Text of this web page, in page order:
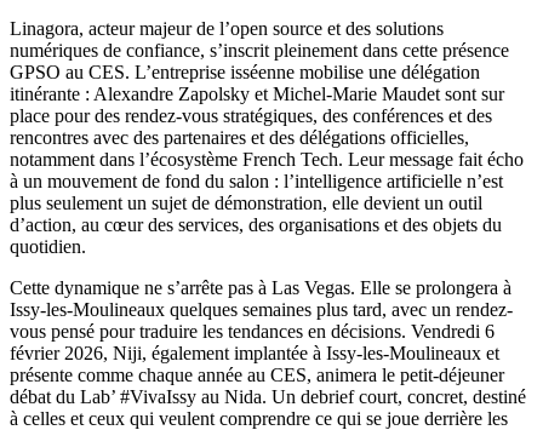
Linagora, acteur majeur de l’open source et des solutions
numériques de confiance, s’inscrit pleinement dans cette présence
GPSO au CES. L’entreprise isséenne mobilise une délégation
itinérante : Alexandre Zapolsky et Michel-Marie Maudet sont sur
place pour des rendez-vous stratégiques, des conférences et des
rencontres avec des partenaires et des délégations officielles,
notamment dans l’écosystème French Tech. Leur message fait écho
à un mouvement de fond du salon : l’intelligence artificielle n’est
plus seulement un sujet de démonstration, elle devient un outil
d’action, au cœur des services, des organisations et des objets du
quotidien.
Cette dynamique ne s’arrête pas à Las Vegas. Elle se prolongera à
Issy-les-Moulineaux quelques semaines plus tard, avec un rendez-
vous pensé pour traduire les tendances en décisions. Vendredi 6
février 2026, Niji, également implantée à Issy-les-Moulineaux et
présente comme chaque année au CES, animera le petit-déjeuner
débat du Lab’ #VivaIssy au Nida. Un debrief court, concret, destiné
à celles et ceux qui veulent comprendre ce qui se joue derrière les